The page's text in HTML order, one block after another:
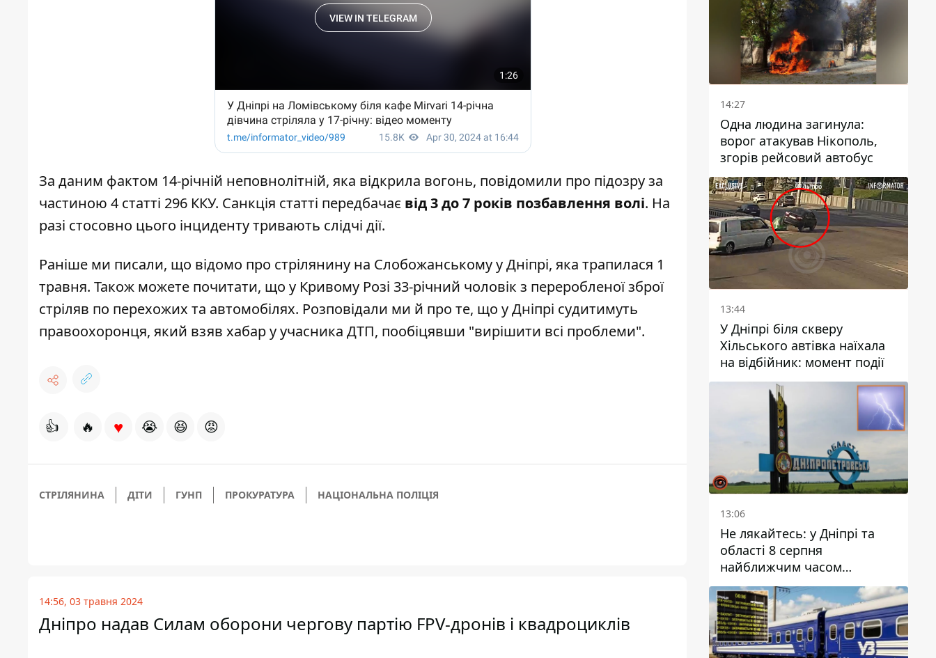
За даним фактом 14-річній неповнолітній, яка відкрила вогонь, повідомили про підозру за
частиною 4 статті 296 ККУ. Санкція статті передбачає від 3 до 7 років позбавлення волі. На
разі стосовно цього інциденту тривають слідчі дії.
Раніше ми писали, що відомо про стрілянину на Слобожанському у Дніпрі, яка трапилася 1
травня. Також можете почитати, що у Кривому Розі 33-річний чоловік з переробленої зброї
стріляв по перехожих та автомобілях. Розповідали ми й про те, що у Дніпрі судитимуть
правоохоронця, який взяв хабар у учасника ДТП, пообіцявши "вирішити всі проблеми".
👍 🔥 ♥ 😭 😆 😡
СТРІЛЯНИНА ДІТИ ГУНП ПРОКУРАТУРА НАЦІОНАЛЬНА ПОЛІЦІЯ
14:56, 03 травня 2024
Дніпро надав Силам оборони чергову партію FPV-дронів і квадроциклів
14:27
Одна людина загинула:
ворог атакував Нікополь,
згорів рейсовий автобус
13:44
У Дніпрі біля скверу
Хільського автівка наїхала
на відбійник: момент події
13:06
Не лякайтесь: у Дніпрі та
області 8 серпня
найближчим часом
очікується гроза